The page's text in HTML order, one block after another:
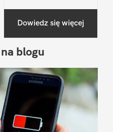
Dowiedz się więcej
blogu